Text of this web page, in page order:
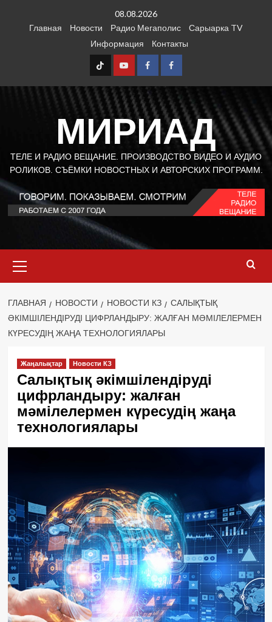
08.08.2026
Главная
Новости Радио Мегаполис
Сарыарка TV
Информация
Контакты
TT Youtube
FB1 FB2
МИРИАД
ТЕЛЕ И РАДИО ВЕЩАНИЕ. ПРОИЗВОДСТВО ВИДЕО И АУДИО
РОЛИКОВ. СЪЁМКИ НОВОСТНЫХ И АВТОРСКИХ ПРОГРАММ.
меню
ГЛАВНАЯ НОВОСТИ НОВОСТИ КЗ
САЛЫҚТЫҚ
ӘКІМШІЛЕНДІРУДІ ЦИФРЛАНДЫРУ: ЖАЛҒАН МӘМІЛЕЛЕРМЕН
КҮРЕСУДІҢ ЖАҢА ТЕХНОЛОГИЯЛАРЫ
Жаңалықтар Новости КЗ
Салықтық әкімшілендіруді
цифрландыру: жалған
мәмілелермен күресудің жаңа
технологиялары